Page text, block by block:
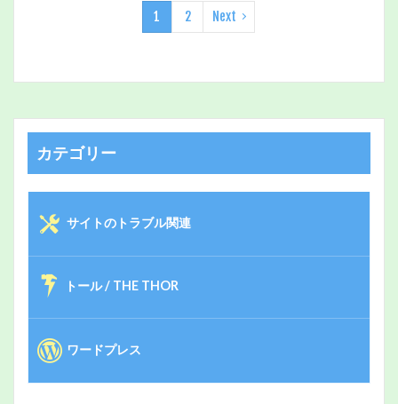
1 2 Next
カテゴリー
サイトのトラブル関連
トール / THE THOR
ワードプレス